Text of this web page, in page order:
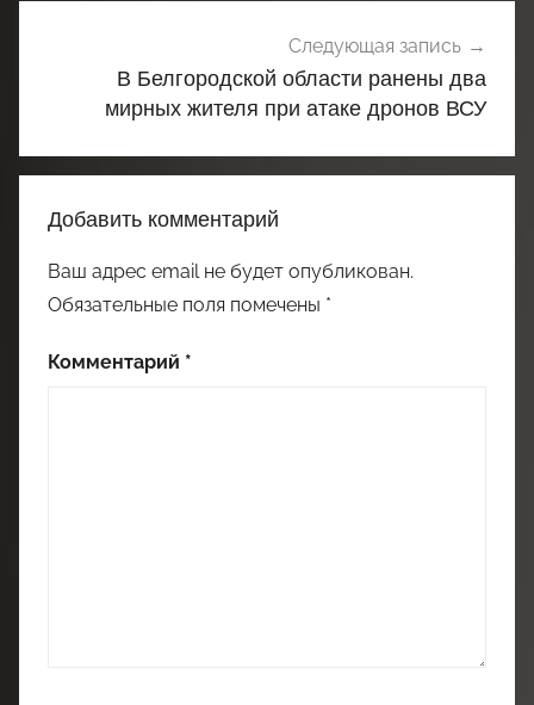
Следующая запись
В Белгородской области ранены два
мирных жителя при атаке дронов ВСУ
Добавить комментарий
Ваш адрес email не будет опубликован.
Обязательные поля помечены *
Комментарий *